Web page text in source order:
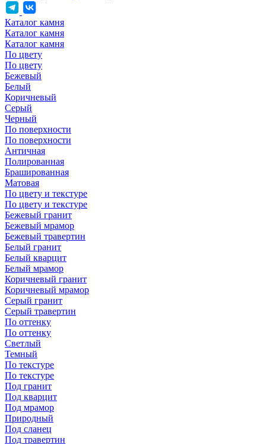
Каталог камня
Каталог камня
Каталог камня
По цвету
По цвету
Бежевый
Белый
Коричневый
Серый
Черный
По поверхности
По поверхности
Античная
Полированная
Брашированная
Матовая
По цвету и текстуре
По цвету и текстуре
Бежевый гранит
Бежевый мрамор
Бежевый травертин
Белый гранит
Белый кварцит
Белый мрамор
Коричневый гранит
Коричневый мрамор
Серый гранит
Серый травертин
По оттенку
По оттенку
Светлый
Темный
По текстуре
По текстуре
Под гранит
Под кварцит
Под мрамор
Природный
Под сланец
Под травертин